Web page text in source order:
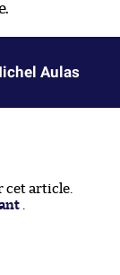
Aulas
cet article.
.